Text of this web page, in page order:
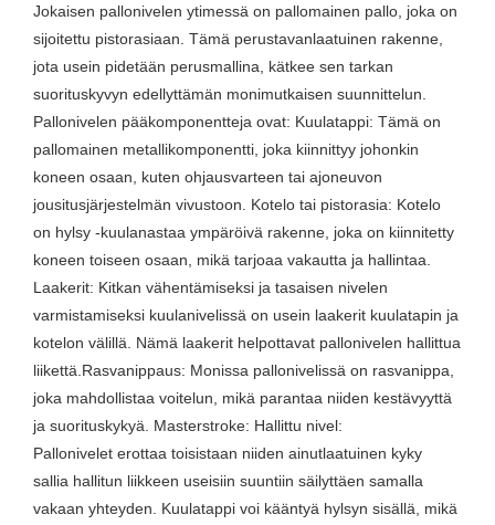
Jokaisen pallonivelen ytimessä on pallomainen pallo, joka on
sijoitettu pistorasiaan. Tämä perustavanlaatuinen rakenne,
jota usein pidetään perusmallina, kätkee sen tarkan
suorituskyvyn edellyttämän monimutkaisen suunnittelun.
Pallonivelen pääkomponentteja ovat: Kuulatappi: Tämä on
pallomainen metallikomponentti, joka kiinnittyy johonkin
koneen osaan, kuten ohjausvarteen tai ajoneuvon
jousitusjärjestelmän vivustoon. Kotelo tai pistorasia: Kotelo
on hylsy -kuulanastaa ympäröivä rakenne, joka on kiinnitetty
koneen toiseen osaan, mikä tarjoaa vakautta ja hallintaa.
Laakerit: Kitkan vähentämiseksi ja tasaisen nivelen
varmistamiseksi kuulanivelissä on usein laakerit kuulatapin ja
kotelon välillä. Nämä laakerit helpottavat pallonivelen hallittua
liikettä.Rasvanippaus: Monissa pallonivelissä on rasvanippa,
joka mahdollistaa voitelun, mikä parantaa niiden kestävyyttä
ja suorituskykyä. Masterstroke: Hallittu nivel:
Pallonivelet erottaa toisistaan ​​niiden ainutlaatuinen kyky
sallia hallitun liikkeen useisiin suuntiin säilyttäen samalla
vakaan yhteyden. Kuulatappi voi kääntyä hylsyn sisällä, mikä